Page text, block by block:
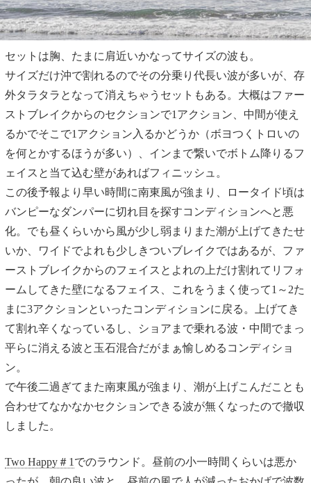
セットは胸、たまに肩近いかなってサイズの波も。
サイズだけ沖で割れるのでその分乗り代長い波が多いが、存
外タラタラとなって消えちゃうセットもある。大概はファー
ストブレイクからのセクションで1アクション、中間が使え
るかでそこで1アクション入るかどうか（ボヨつくトロいの
を何とかするほうが多い）、インまで繋いでボトム降りるフ
ェイスと当て込む壁があればフィニッシュ。
この後予報より早い時間に南東風が強まり、ロータイド頃は
バンピーなダンパーに切れ目を探すコンディションへと悪
化。でも昼くらいから風が少し弱まりまた潮が上げてきたせ
いか、ワイドでよれも少しきついブレイクではあるが、ファ
ーストブレイクからのフェイスとよれの上だけ割れてリフォ
ームしてきた壁になるフェイス、これをうまく使って1～2た
まに3アクションといったコンディションに戻る。上げてき
て割れ辛くなっているし、ショアまで乗れる波・中間でまっ
平らに消える波と玉石混合だがまぁ愉しめるコンディショ
ン。
で午後二過ぎてまた南東風が強まり、潮が上げこんだことも
合わせてなかなかセクションできる波が無くなったので撤収
しました。
Two Happy＃1 でのラウンド。昼前の小一時間くらいは悪か